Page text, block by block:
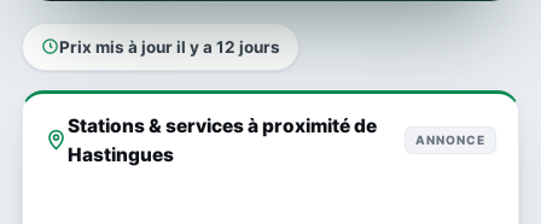
Prix mis à jour il y a 12 jours
Stations & services à proximité de
Hastingues
ANNONCE